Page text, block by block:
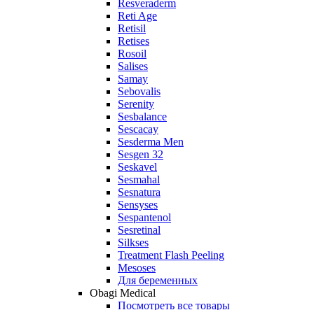
Resveraderm
Reti Age
Retisil
Retises
Rosoil
Salises
Samay
Sebovalis
Serenity
Sesbalance
Sescacay
Sesderma Men
Sesgen 32
Seskavel
Sesmahal
Sesnatura
Sensyses
Sespantenol
Sesretinal
Silkses
Treatment Flash Peeling
Mesoses
Для беременных
Obagi Medical
Посмотреть все товары